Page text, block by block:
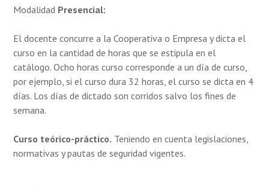
Modalidad Presencial:
El docente concurre a la Cooperativa o Empresa y dicta el
curso en la cantidad de horas que se estipula en el
catálogo. Ocho horas curso corresponde a un día de curso,
por ejemplo, si el curso dura 32 horas, el curso se dicta en 4
días. Los días de dictado son corridos salvo los fines de
semana.
Curso teórico-práctico. Teniendo en cuenta legislaciones,
normativas y pautas de seguridad vigentes.